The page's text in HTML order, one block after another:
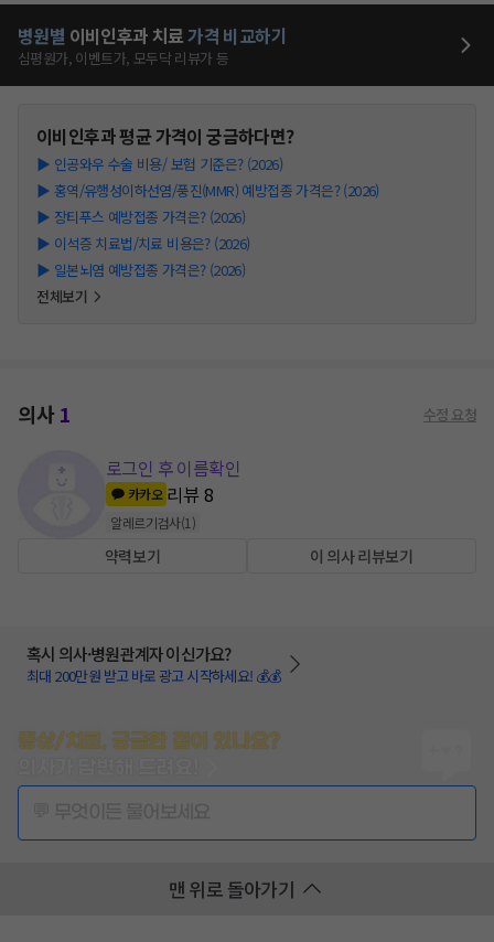
병원별 이비인후과 치료가격 비교하기
심평원가, 이벤트가, 모두닥 리뷰가 등
이비인후과평균 가격이 궁금하다면?
▶ 인공와우 수술 비용/ 보험 기준은? (2026)
▶ 홍역/유행성이하선염/풍진(MMR) 예방접종 가격은? (2026)
▶ 장티푸스 예방접종 가격은? (2026)
▶ 이석증 치료법/치료 비용은? (2026)
▶ 일본뇌염 예방접종 가격은? (2026)
전체보기
의사1 수정 요청
로그인 후 이름확인
카카오 리뷰8
알레르기검사(1 )
약력보기 이 의사 리뷰보기
혹시 의사·병원관계자 이신가요?
최대 200만원 받고 바로 광고 시작하세요! 💰💰
증상/치료, 궁금한 점이 있나요?
맨 위로 돌아가기